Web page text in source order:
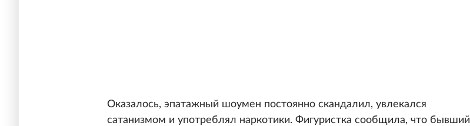
Оказалось, эпатажный шоумен постоянно скандалил, увлекался
сатанизмом и употреблял наркотики. Фигуристка сообщила, что бывший